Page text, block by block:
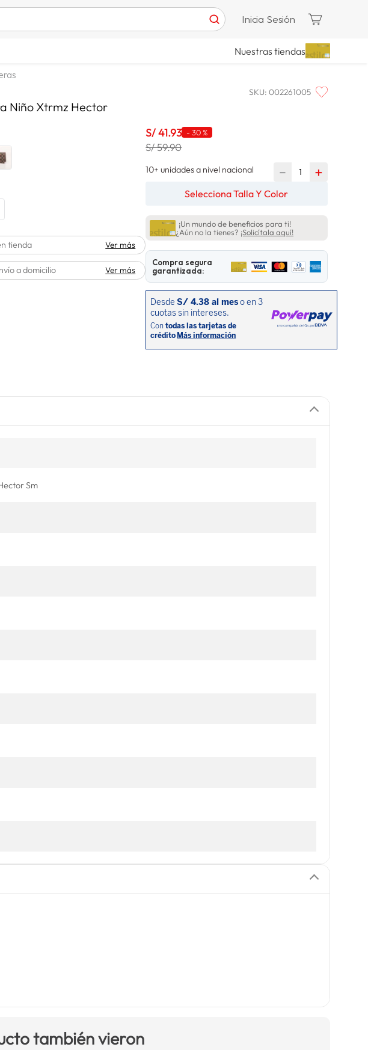
Inicia Sesión
Nuestras tiendas
SKU: 002261005
Niño Xtrmz Hector
tienda Ver más
a domicilio Ver más
S/41.93 -30 %
S/ 59.90
10+ unidades a nivel nacional ＋
－
Selecciona Talla Y Color
¡Un mundo de beneficios para ti!
¿Aún no la tienes? ¡Solicítala aquí!
Compra segura
garantizada:
Sm
también vieron